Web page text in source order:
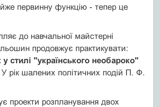
первинну функцію - тепер це
до навчальної майстерні
продовжує практикувати:
стилі "українського необароко"
рік шалених політичних подій П. Ф.
проекти розпланування двох